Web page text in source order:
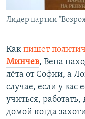
Лидер партии
Как пишет
Минчев, Вена
лёта от Софии, а
случае, если у вас
учиться,
домой когда